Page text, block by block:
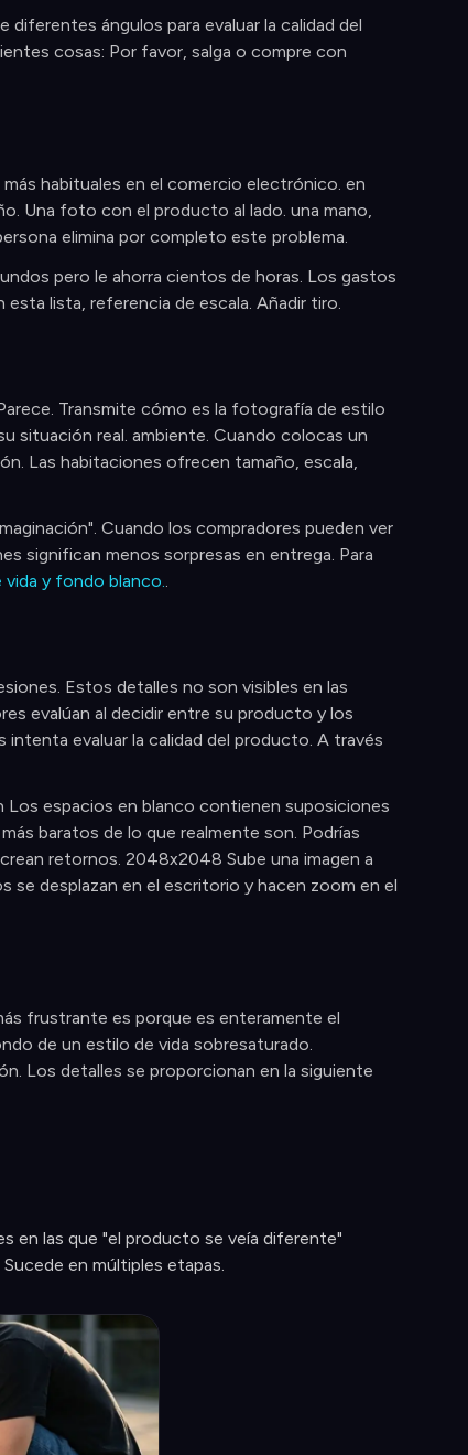
ángulos para evaluar la calidad del
cosas: Por favor, salga o compre con
habituales en el comercio electrónico. en
Una foto con el producto al lado. una mano,
elimina por completo este problema.
pero le ahorra cientos de horas. Los gastos
lista, referencia de escala. Añadir tiro.
Transmite cómo es la fotografía de estilo
situación real. ambiente. Cuando colocas un
Las habitaciones ofrecen tamaño, escala,
Cuando los compradores pueden ver
significan menos sorpresas en entrega. Para
y fondo blanco..
Estos detalles no son visibles en las
evalúan al decidir entre su producto y los
evaluar la calidad del producto. A través
espacios en blanco contienen suposiciones
baratos de lo que realmente son. Podrías
retornos. 2048x2048 Sube una imagen a
desplazan en el escritorio y hacen zoom en el
frustrante es porque es enteramente el
de un estilo de vida sobresaturado.
Los detalles se proporcionan en la siguiente
en las que "el producto se veía diferente"
en múltiples etapas.